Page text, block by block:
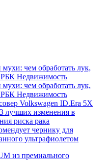
мухи: чем обработать лук,
РБК Недвижимость
мухи: чем обработать лук,
РБК Недвижимость
Volkswagen ID.Era 5X
лучших изменения в
риска рака
чернику для
ультрафиолетом
из премиального